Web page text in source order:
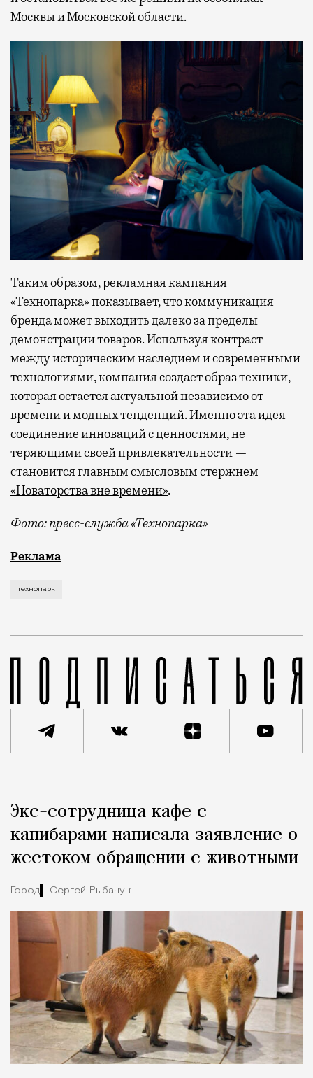
Москвы и Московской области.
Таким образом, рекламная кампания
«Технопарка» показывает, что коммуникация
бренда может выходить далеко за пределы
демонстрации товаров. Используя контраст
между историческим наследием и современными
технологиями, компания создает образ техники,
которая остается актуальной независимо от
времени и модных тенденций. Именно эта идея —
соединение инноваций с ценностями, не
теряющими своей привлекательности —
становится главным смысловым стержнем
«Новаторства вне времени».
Фото: пресс-служба «Технопарка»
Рекламные кампании техники редко выходят за
Реклама
технопарк
Город
Экс-сотрудница кафе с
капибарами написала заявление о
жестоком обращении с животными
Город Сергей Рыбачук